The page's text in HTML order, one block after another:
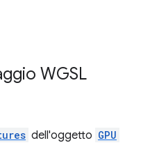
WGSL
dell'oggetto GPU